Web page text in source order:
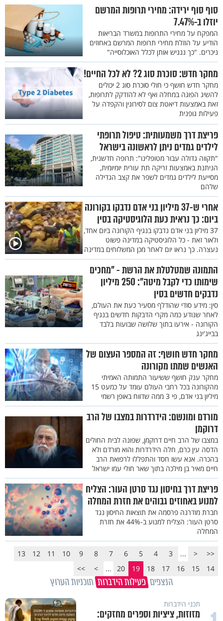
סוף סוף ירידה: מחירי תרופות המרשם
יוזלו ב-7.47%
המפקח על מחירי התרופות במשרד הבריאות
הודיע על הוזלת מחירי תרופות המרשם באחוזים
ניכרים. "כך ננגיש אותן לכלל האוכלוסייה"
מחקר חדש: סוכרת סוג 2? לא לכל החיים!
מחקר חדש חושף כי חולי סוכרת סוג 2 יכולים
להשיג הפוגה במחלה ואף לא להזדקק לתרופות,
זאת באמצעות דיאטת צום לסירוגין והקפדה על
פעילות גופנית
פריצת דרך משמעותית: טיפול תרופתי
לילדים גמדים ניתן לראשונה בישראל
"תקווה גדולה עבור מטופלינו": תרופה חדשנית,
הניתנת באמצעות זריקה תת עורית יומיומית,
מסייעת לילדים גמדים לשפר את קצב הגדילה
שלהם
אחרי ש-37 מיליון בני אדם נדבקו בקורונה
ביום: כך נראית כעת הלוגיסטיקה בסין
37 מיליון בני אדם נדבקו בנגיף הקורונה ביום אחד,
ולאור זאת - כל הלוגיסטיקה במדינה פשוט
נעצרה. כך נראו יום לאחר מכן המשלוחים במדינה
התמונה שמטלטלת את הרשת - "מחכים
שימותו כדי לקבל מיטה": 250 מיליון
נדבקים חדשים בסין
סין: מידע סודי שהודלף מסעיר כעת את העולם,
לאחר שנודע כמה מקרי הדבקות חדשים בנגיף
הקורונה - אירעו בתוך שלושה שבועות בלבד
בבייג'ינג
מחקר חדש חושף: זה המספר העצום של
האנשים שמתו מקורונה
מחקר ענק חושף ששיעור התמותה האמיתי
מהקורונה בכל רחבי העולם עומד על כמעט 15
מיליון בני אדם, פי 3 ממה שדווח באופן רשמי
מורדם ומונשם: הידרדרות במצבו של הרב
דרוקמן
במצבו של הרב חיים דרוקמן, שפונה לבית החולים
הדסה עין כרם, חלה הידרדרות והוא מורדם ולא
בהכרה. אנא עשו חסד והתפללו לרפואת הרב
חיים מאיר בן מילכה בתוך שאר חולי עמו ישראל
פריצת דרך בחיסון נגד סרטן העור: הצליח
למנוע באחוזים גבוהים את חזרת המחלה
חברת מודרנה פרסמה את תוצאות החיסון נגד
סרטן העור: הצליח למנוע ב-44% את חזרת
המחלה
<<
<
...
3
4
5
6
7
8
9
10
11
12
13
14
15
16
17
18
19
20
...
>
>>
הנצפים פעילות הידברות תוכניות הערוץ
תכני הידברות
מזוזות, ציציות וספרים מחזקים: